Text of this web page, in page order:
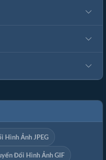
Hình Ảnh JPEG
Đổi Hình Ảnh GIF